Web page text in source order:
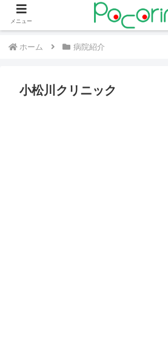
ホーム 病院紹介
小松川クリニック
メニュー